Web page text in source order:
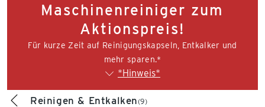
Maschinenreiniger zum
Aktionspreis!
Für kurze Zeit auf Reinigungskapseln, Entkalker und
mehr sparen.*
*Hinweis*
Reinigen & Entkalken(9)